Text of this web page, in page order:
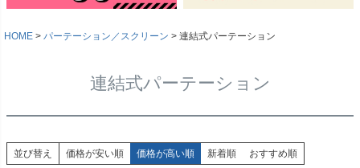
HOME パーテーション／スクリーン 連結式パーテーション
連結式パーテーション
並び替え 価格が安い順 価格が高い順 新着順 おすすめ順